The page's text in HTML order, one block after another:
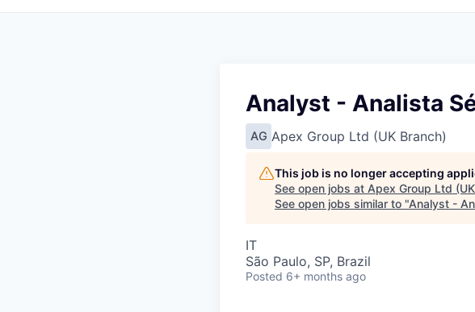
Analyst - Analista
AG Apex Group Ltd (UK Branch)
This job is no longer accepting
See open jobs at Apex Group Ltd
See open jobs similar to "Analyst -
IT
São Paulo, SP, Brazil
Posted 6+ months ago